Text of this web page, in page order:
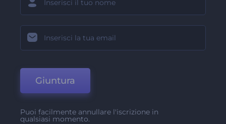
Giuntura
Puoi facilmente annullare l'iscrizione in
qualsiasi momento.